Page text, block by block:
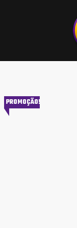
PROMOÇÃO!